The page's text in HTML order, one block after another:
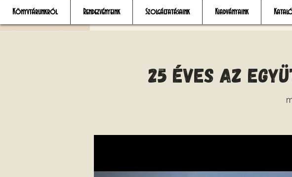
Könyvtárunkról Rendezvényeink Szolgáltatásaink Kiadványaink
25 éves az